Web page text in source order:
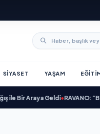
SIYASET YAŞAM
Araya Geldi•RAVANO: